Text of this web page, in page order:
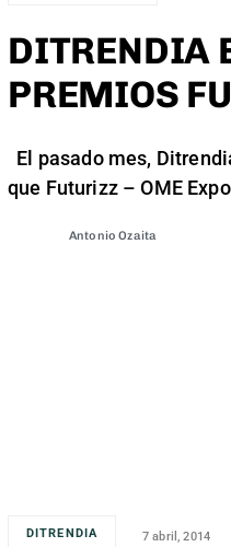
DITRENDIA
PREMIOS
El pasado mes,
que Futurizz – OME
Antonio Ozaita
DITRENDIA 7 abril, 2014